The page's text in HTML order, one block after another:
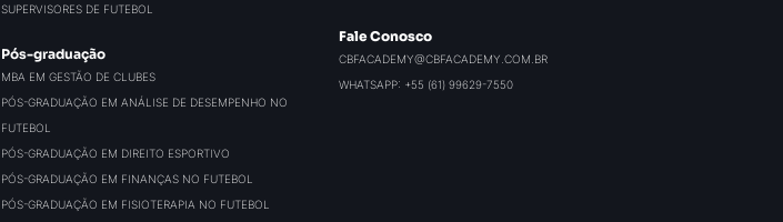
SUPERVISORES DE FUTEBOL
Pós-graduação
MBA EM GESTÃO DE CLUBES
PÓS-GRADUAÇÃO EM ANÁLISE DE DESEMPENHO NO
FUTEBOL
PÓS-GRADUAÇÃO EM DIREITO ESPORTIVO
PÓS-GRADUAÇÃO EM FINANÇAS NO FUTEBOL
PÓS-GRADUAÇÃO EM FISIOTERAPIA NO FUTEBOL
Fale Conosco
CBFACADEMY@CBFACADEMY.COM.BR
WHATSAPP: +55 (61) 99629-7550